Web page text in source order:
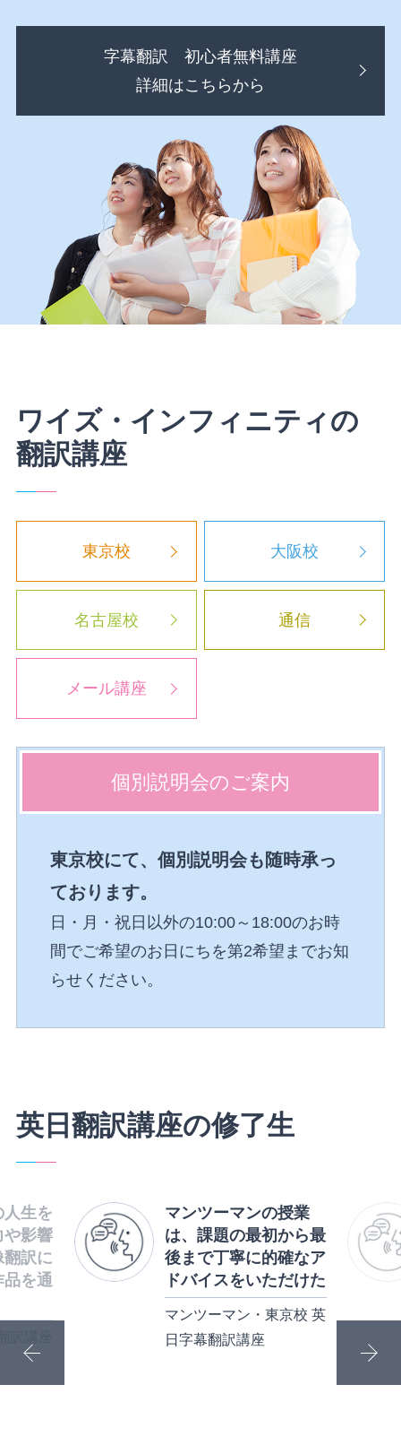
字幕翻訳 初心者無料講座
詳細はこちらから
ワイズ・インフィニティの
翻訳講座
東京校 大阪校
名古屋校 通信
メール講座
個別説明会のご案内
東京校にて、個別説明会も随時承っ
ております。
日・月・祝日以外の10:00～18:00のお時
間でご希望のお日にちを第2希望までお知
らせください。
英日翻訳講座の修了生
生を
や影響
訳に
を通
マンツーマンの授業
は、課題の最初から最
後まで丁寧に的確なア
ドバイスをいただけた
マンツーマン・東京校 英
日字幕翻訳講座